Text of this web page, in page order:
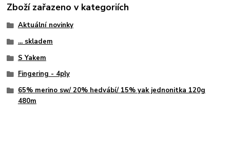
Zboží zařazeno v kategoriích
Aktuální novinky
... skladem
S Yakem
Fingering - 4ply
65% merino sw/ 20% hedvábí/ 15% yak jednonitka 120g
480m